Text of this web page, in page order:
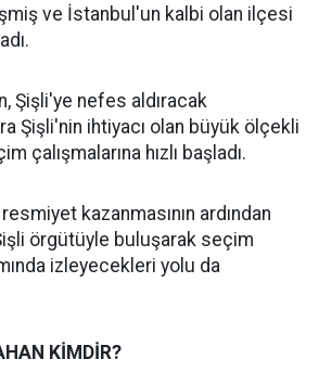
ve İstanbul'un kalbi olan ilçesi
Şişli'ye nefes aldıracak
Şişli'nin ihtiyacı olan büyük ölçekli
çalışmalarına hızlı başladı.
resmiyet kazanmasının ardından
örgütüyle buluşarak seçim
izleyecekleri yolu da
KİMDİR?